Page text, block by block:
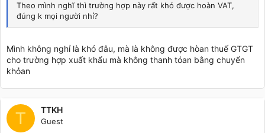
Theo mình nghĩ thì trường hợp này rất khó được hoàn VAT,
đúng k mọi người nhỉ?
Mình không nghỉ là khó đâu, mà là không được hòan thuế GTGT
cho trường hợp xuất khẩu mà không thanh tóan bằng chuyển
khỏan
T TTKH
Guest